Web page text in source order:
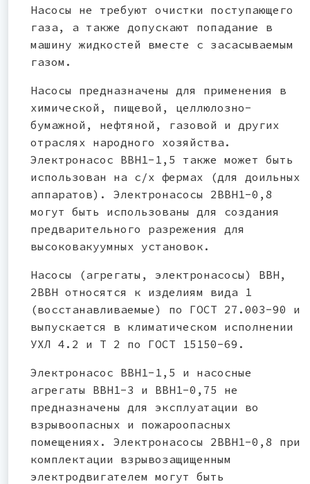
Насосы не требуют очистки поступающего
газа, а также допускают попадание в
машину жидкостей вместе с засасываемым
газом.
Насосы предназначены для применения в
химической, пищевой, целлюлозно-
бумажной, нефтяной, газовой и других
отраслях народного хозяйства.
Электронасос ВВН1-1,5 также может быть
использован на с/х фермах (для доильных
аппаратов). Электронасосы 2ВВН1-0,8
могут быть использованы для создания
предварительного разрежения для
высоковакуумных установок.
Насосы (агрегаты, электронасосы) ВВН,
2ВВН относятся к изделиям вида 1
(восстанавливаемые) по ГОСТ 27.003-90 и
выпускается в климатическом исполнении
УХЛ 4.2 и Т 2 по ГОСТ 15150-69.
Электронасос ВВН1-1,5 и насосные
агрегаты ВВН1-3 и ВВН1-0,75 не
предназначены для эксплуатации во
взрывоопасных и пожароопасных
помещениях. Электронасосы 2ВВН1-0,8 при
комплектации взрывозащищенным
электродвигателем могут быть